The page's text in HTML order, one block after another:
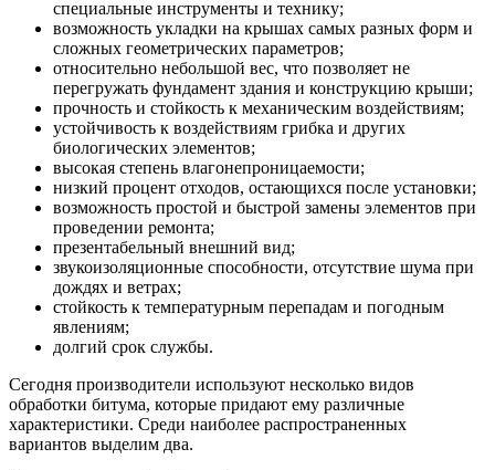
специальные инструменты и технику;
возможность укладки на крышах самых разных форм и
сложных геометрических параметров;
относительно небольшой вес, что позволяет не
перегружать фундамент здания и конструкцию крыши;
прочность и стойкость к механическим воздействиям;
устойчивость к воздействиям грибка и других
биологических элементов;
высокая степень влагонепроницаемости;
низкий процент отходов, остающихся после установки;
возможность простой и быстрой замены элементов при
проведении ремонта;
презентабельный внешний вид;
звукоизоляционные способности, отсутствие шума при
дождях и ветрах;
стойкость к температурным перепадам и погодным
явлениям;
долгий срок службы.
Сегодня производители используют несколько видов
обработки битума, которые придают ему различные
характеристики. Среди наиболее распространенных
вариантов выделим два.